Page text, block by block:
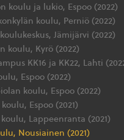
koulu ja lukio, Espoo (2022)
koulu, Perniö (2022)
Jämijärvi (2022)
koulu, Kyrö (2022)
KK16 ja KK22, Lahti
Espoo (2022)
koulu, Espoo (2022)
Espoo (2021)
Lappeenranta (2021)
Nousiainen (2021)